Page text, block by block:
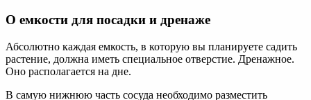
О емкости для посадки и дренаже
Абсолютно каждая емкость, в которую вы планируете садить
растение, должна иметь специальное отверстие. Дренажное.
Оно располагается на дне.
В самую нижнюю часть сосуда необходимо разместить